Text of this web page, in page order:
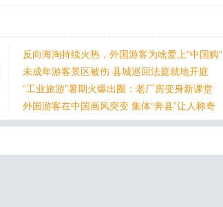
反向海淘持续火热，外国游客为啥爱上“中国购”
未成年游客景区被伤 县城巡回法庭就地开庭
“工业旅游”暑期火爆出圈：老厂房变身新课堂
外国游客在中国画风突变 集体“奔县”让人称奇